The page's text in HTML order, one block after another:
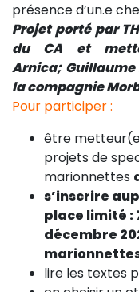
présence d’un.e
Projet porté par
du CA et
Arnica; Guillaume
la compagnie
Pour participer :
être
projets de
marionnettes
s’inscrire
place limité :
décembre
lire les textes